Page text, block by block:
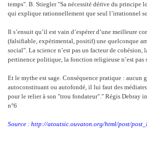
temps". B. Stiegler "Sa nécessité dérive du principe
qui explique rationnellement que seul l’irrationnel
Il s’ensuit qu’il est vain d’espérer d’une meilleure
(falsifiable, expérimental, positif) une quelconque
social". La science n’est pas un facteur de cohésion,
pertinence politique, la fonction religieuse n’est pas
Et le mythe est sage. Conséquence pratique : aucun
autoconstituant ou autofondé, il lui faut des
pour le relier à son "trou fondateur"." Régis Debray
n°6
Source : http://atoutsic.ouvaton.org/html/post/